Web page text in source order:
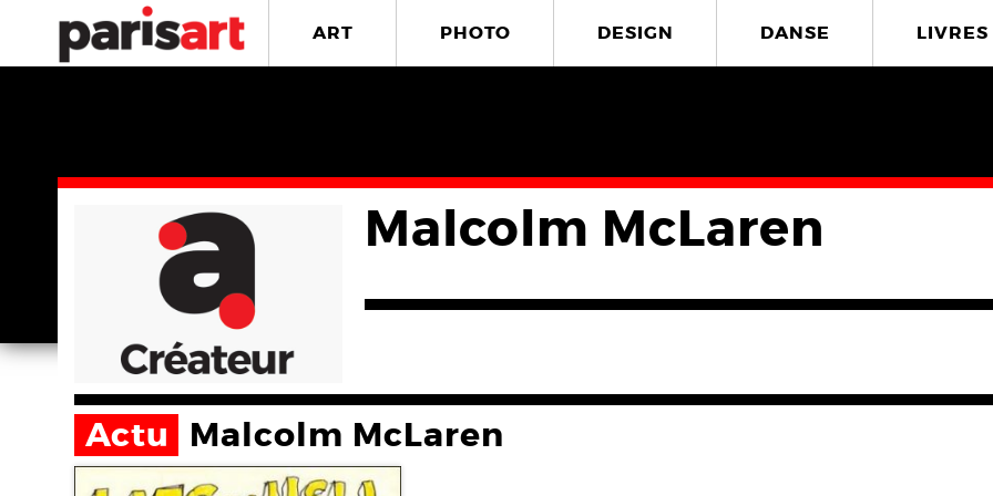
ART PHOTO DESIGN DANSE LIVRES
Malcolm McLaren
Actu Malcolm McLaren